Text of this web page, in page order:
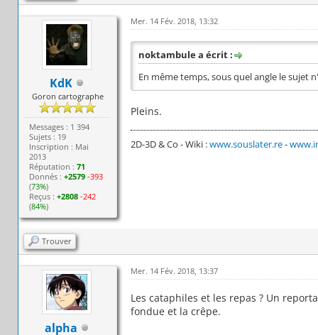
KdK
Goron cartographe
Messages : 1 394
Sujets : 19
Inscription : Mai
2013
Réputation :71
Donnés :+2579 -393
(73%)
Reçus :+2808 -242
(84%)
Mer. 14 Fév. 2018, 13:32
noktambule a écrit :
En même temps, sous quel angle le sujet
Pleins.
2D-3D & Co - Wiki :www.souslater.re-
Trouver
alpha
Mer. 14 Fév. 2018, 13:37
Les cataphiles et les repas ? Un
fondue et la crêpe.